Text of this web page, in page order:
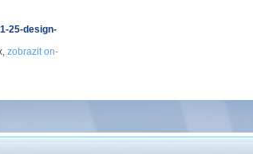
25-design-
zobrazit on-